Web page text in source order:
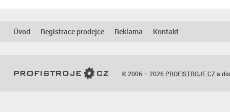
Úvod Registrace prodejce Reklama Kontakt
© 2006 – 2026 PROFISTROJE.CZa